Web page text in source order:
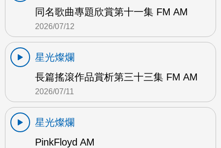
同名歌曲專題欣賞第十一集 FM AM
2026/07/12
星光燦爛
長篇搖滾作品賞析第三十三集 FM AM
2026/07/11
星光燦爛
PinkFloyd AM